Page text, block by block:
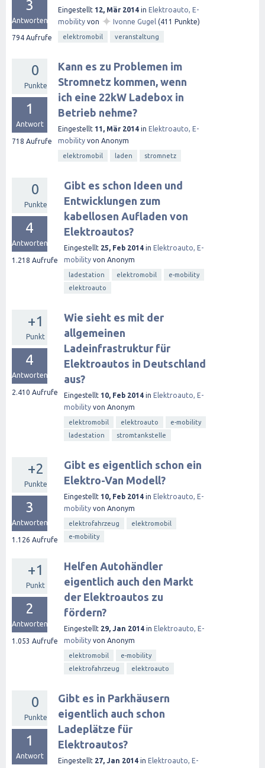
3
Antworten
794 Aufrufe
Eingestellt 12, Mär 2014 in Elektroauto, E-
mobility von ✦ Ivonne Gugel (411 Punkte)
elektromobil veranstaltung
0
Punkte
1
Antwort
718 Aufrufe
Kann es zu Problemen im
Stromnetz kommen, wenn
ich eine 22kW Ladebox in
Betrieb nehme?
Eingestellt 11, Mär 2014 in Elektroauto, E-
mobility von Anonym
elektromobil laden stromnetz
0
Punkte
4
Antworten
1.218 Aufrufe
Gibt es schon Ideen und
Entwicklungen zum
kabellosen Aufladen von
Elektroautos?
Eingestellt 25, Feb 2014 in Elektroauto, E-
mobility von Anonym
ladestation elektromobil
e-mobility
elektroauto
+1
Punkt
4
Antworten
2.410 Aufrufe
Wie sieht es mit der
allgemeinen
Ladeinfrastruktur für
Elektroautos in Deutschland
aus?
Eingestellt 10, Feb 2014 in Elektroauto, E-
mobility von Anonym
elektromobil elektroauto
e-mobility
ladestation
stromtankstelle
+2
Punkte
3
Antworten
1.126 Aufrufe
Gibt es eigentlich schon ein
Elektro-Van Modell?
Eingestellt 10, Feb 2014 in Elektroauto, E-
mobility von Anonym
elektrofahrzeug
elektromobil
e-mobility
+1
Punkt
2
Antworten
1.053 Aufrufe
Helfen Autohändler
eigentlich auch den Markt
der Elektroautos zu
fördern?
Eingestellt 29, Jan 2014 in Elektroauto, E-
mobility von Anonym
elektromobil
e-mobility
elektrofahrzeug
elektroauto
0
Punkte
1
Antwort
Gibt es in Parkhäusern
eigentlich auch schon
Ladeplätze für
Elektroautos?
Eingestellt 27, Jan 2014 in Elektroauto, E-